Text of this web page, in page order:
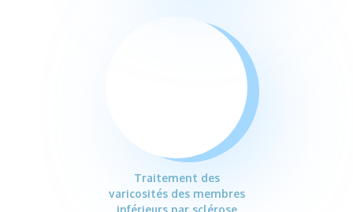
Traitement des
varicosités des membres
inférieurs par sclérose